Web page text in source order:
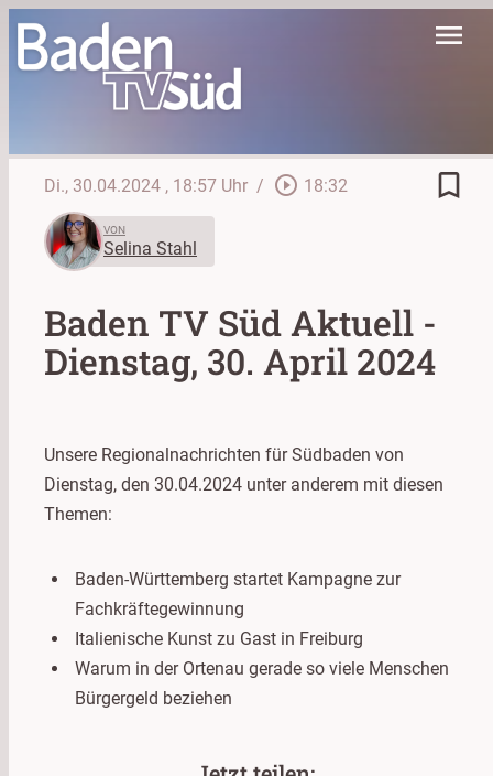
menu
Di., 30.04.2024 , 18:57 Uhr / play_circle_outline 18:32 bookmark_border
VON
Selina Stahl
Baden TV Süd Aktuell -
Dienstag, 30. April 2024
Unsere Regionalnachrichten für Südbaden von
Dienstag, den 30.04.2024 unter anderem mit diesen
Themen:
Baden-Württemberg startet Kampagne zur
Fachkräftegewinnung
Italienische Kunst zu Gast in Freiburg
Warum in der Ortenau gerade so viele Menschen
Bürgergeld beziehen